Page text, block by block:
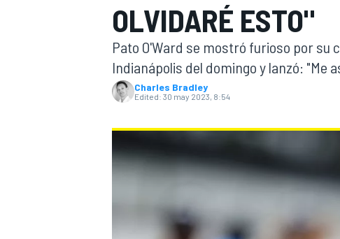
FÓRMULA E MOTO
NASCAR RALLYTURISMO
OLVIDARÉ ESTO"
Pato O'Ward se mostró furioso por su
Indianápolis del domingo y lanzó: "Me
Charles Bradley
Edited: 30 may 2023, 8:54